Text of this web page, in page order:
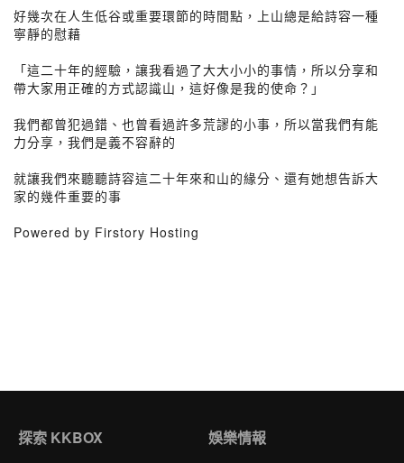
好幾次在人生低谷或重要環節的時間點，上山總是給詩容一種
寧靜的慰藉
「這二十年的經驗，讓我看過了大大小小的事情，所以分享和
帶大家用正確的方式認識山，這好像是我的使命？」
我們都曾犯過錯、也曾看過許多荒謬的小事，所以當我們有能
力分享，我們是義不容辭的
就讓我們來聽聽詩容這二十年來和山的緣分、還有她想告訴大
家的幾件重要的事
Powered by Firstory Hosting
探索 KKBOX 娛樂情報